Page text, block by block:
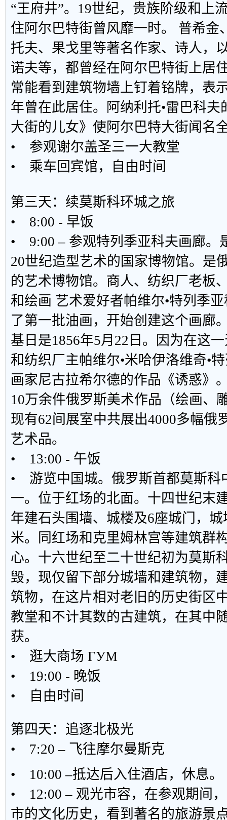
“王府井”。19世纪，贵族阶级和上
住阿尔巴特街曾风靡一时。 普希金
托夫、果戈里等著名作家、诗人，
诺夫等，都曾经在阿尔巴特街上居
常能看到建筑物墙上钉着铭牌，表
年曾在此居住。阿纳利托•雷巴科夫
大街的儿女》使阿尔巴特大街闻名
• 参观谢尔盖圣三一大教堂
• 乘车回宾馆，自由时间
第三天：续莫斯科环城之旅
• 8:00 - 早饭
• 9:00 – 参观特列季亚科夫画廊。
20世纪造型艺术的国家博物馆。是
的艺术博物馆。商人、纺织厂老板
和绘画 艺术爱好者帕维尔•特列季
了第一批油画，开始创建这个画廊
基日是1856年5月22日。因为在这
和纺织厂主帕维尔•米哈伊洛维奇•
画家尼古拉希尔德的作品《诱惑》
10万余件俄罗斯美术作品（绘画、
现有62间展室中共展出4000多幅俄
艺术品。
• 13:00 - 午饭
• 游览中国城。俄罗斯首都莫斯科
一。位于红场的北面。十四世纪末
年建石头围墙、城楼及6座城门，
米。同红场和克里姆林宫等建筑群
心。十六世纪至二十世纪初为莫斯
毁，现仅留下部分城墙和建筑物，
筑物，在这片相对老旧的历史街区
教堂和不计其数的古建筑，在其中
获。
• 逛大商场 ГУМ
• 19:00 - 晚饭
• 自由时间
第四天：追逐北极光
• 7:20 – 飞往摩尔曼斯克
• 10:00 –抵达后入住酒店，休息。
• 12:00 – 观光市容，在参观期间
市的文化历史，看到著名的旅游景